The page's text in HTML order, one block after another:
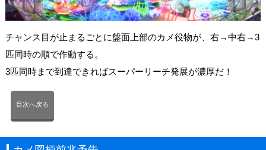
チャンス目が止まるごとに盤面上部のカメ役物が、右→中右→3
匹同時の順で作動する。
3匹同時まで到達できればスーパーリーチ発展が濃厚だ！
目次へ戻る